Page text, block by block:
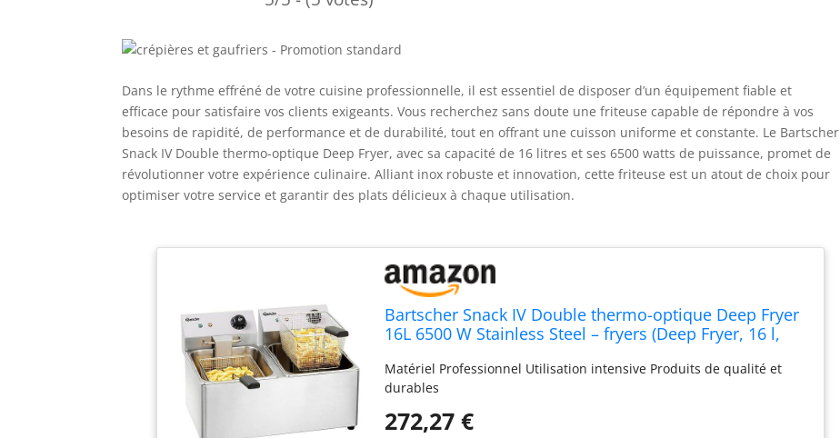
Dans le rythme effréné de votre cuisine professionnelle, il est essentiel de disposer d’un équipement fiable et
efficace pour satisfaire vos clients exigeants. Vous recherchez sans doute une friteuse capable de répondre à vos
besoins de rapidité, de performance et de durabilité, tout en offrant une cuisson uniforme et constante. Le Bartscher
Snack IV Double thermo-optique Deep Fryer, avec sa capacité de 16 litres et ses 6500 watts de puissance, promet de
révolutionner votre expérience culinaire. Alliant inox robuste et innovation, cette friteuse est un atout de choix pour
optimiser votre service et garantir des plats délicieux à chaque utilisation.
Bartscher Snack IV Double thermo-optique Deep Fryer
16L 6500 W Stainless Steel – fryers (Deep Fryer, 16 l,
Matériel Professionnel Utilisation intensive Produits de qualité et
durables
272,27 €